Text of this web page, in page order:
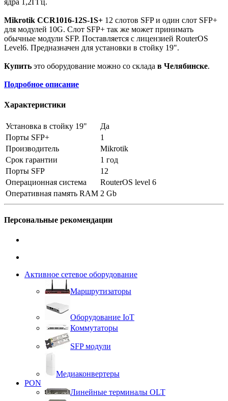
ядра 1,2ГГц.
Mikrotik CCR1016-12S-1S+ 12 слотов SFP и один слот SFP+
для модулей 10G. Слот SFP+ так же может принимать
обычные модули SFP. Поставляется с лицензией RouterOS
Level6. Предназначен для установки в стойку 19".
Купить это оборудование можно со склада в Челябинске.
Подробное описание
Характеристики
Установка в стойку 19"
Да
Порты SFP+
1
Производитель
Mikrotik
Срок гарантии
1 год
Порты SFP
12
Операционная система
RouterOS level 6
Оперативная память RAM 2 Gb
Персональные рекомендации
Активное сетевое оборудование
Маршрутизаторы
Оборудование IoT
Коммутаторы
SFP модули
Медиаконвертеры
PON
Линейные терминалы OLT